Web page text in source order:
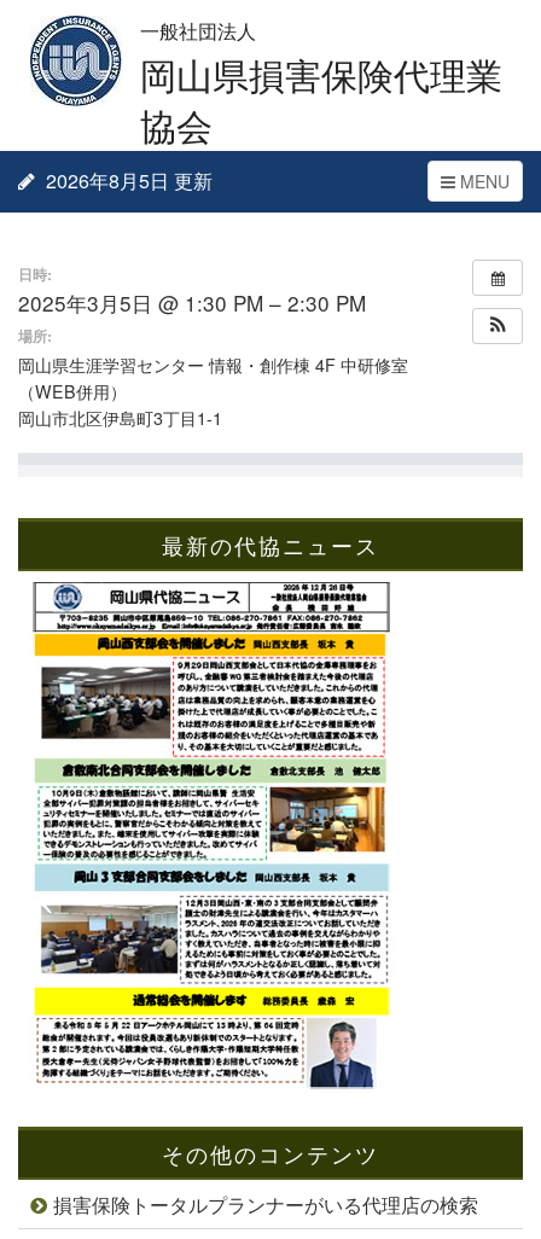
一般社団法人
岡山県損害保険代理業
協会
Toggle
navigation
MENU
2026年8月5日 更新
日時:
2025年3月5日 @ 1:30 PM – 2:30 PM
場所:
岡山県生涯学習センター 情報・創作棟 4F 中研修室
（WEB併用）
岡山市北区伊島町3丁目1-1
最新の代協ニュース
その他のコンテンツ
損害保険トータルプランナーがいる代理店の検索